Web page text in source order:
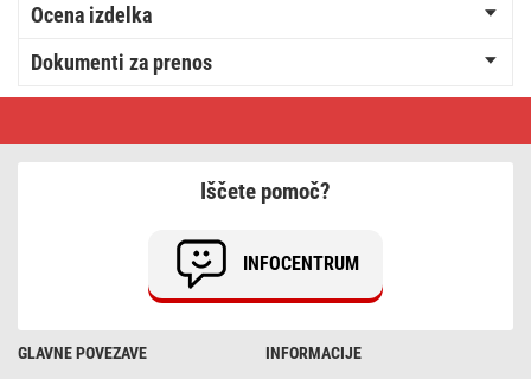
Ocena izdelka
Dokumenti za prenos
GLAVNE POVEZAVE INFORMACIJE
Iščete pomoč?
INFOCENTRUM